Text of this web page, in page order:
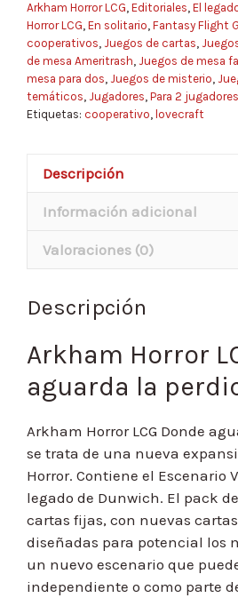
Arkham Horror LCG, Editoriales, El
Horror LCG, En solitario, Fantasy Flight
cooperativos, Juegos de cartas,
de mesa Ameritrash, Juegos de mesa
mesa para dos, Juegos de misterio,
temáticos, Jugadores, Para 2 jugadores
Etiquetas: cooperativo, lovecraft
Descripción
Información adicional
Valoraciones (0)
Descripción
Arkham Horror
aguarda la
Arkham Horror LCG Donde
se trata de una nueva
Horror. Contiene el Escenario
legado de Dunwich. El pack
cartas fijas, con nuevas
diseñadas para potencial los
un nuevo escenario que
independiente o como parte